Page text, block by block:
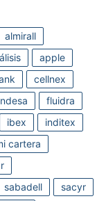
almirall
apple
cellnex
fluidra
ibex
inditex
cartera
sabadell
sacyr